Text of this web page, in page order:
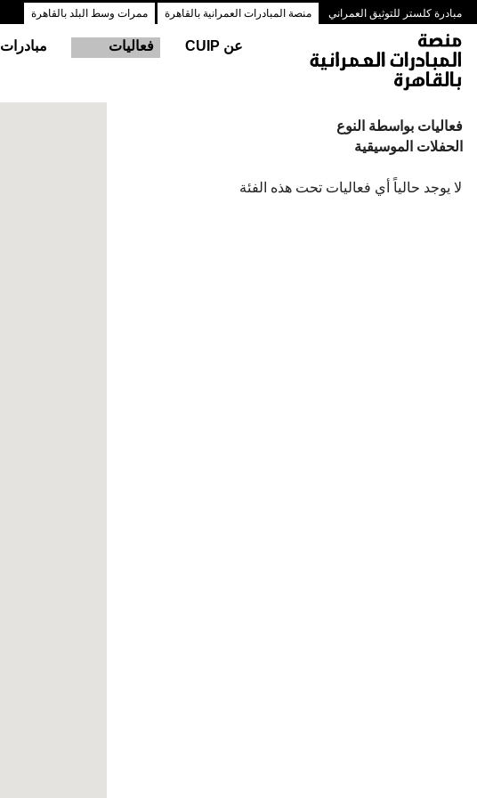
مبادرة كلستر للتوثيق العمراني منصة المبادرات العمرانية بالقاهرة ممرات وسط البلد بالقاهرة
عن CUIP فعاليات مبادرات
فعاليات بواسطة النوع
الحفلات الموسيقية
لا يوجد حالياً أي فعاليات تحت هذه الفئة